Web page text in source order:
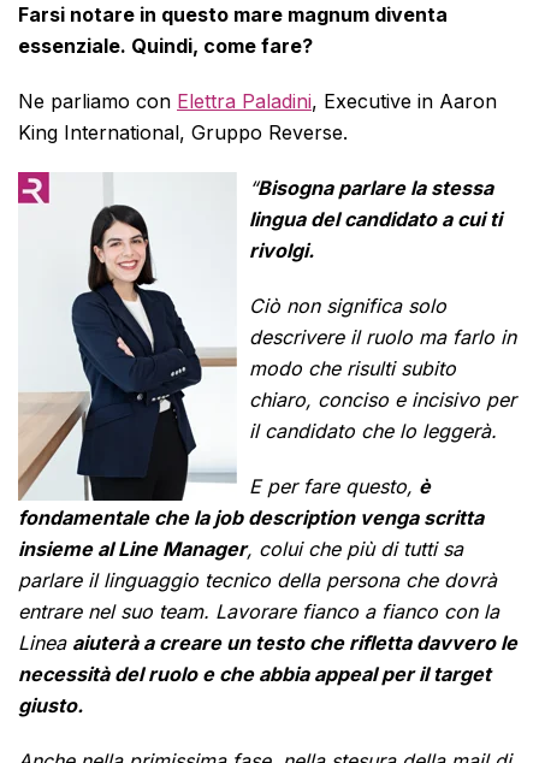
Farsi notare in questo mare magnum diventa
essenziale. Quindi, come fare?
Ne parliamo con Elettra Paladini, Executive in Aaron
King International, Gruppo Reverse.
“Bisogna parlare la stessa
lingua del candidato a cui ti
rivolgi.
Ciò non significa solo
descrivere il ruolo ma farlo in
modo che risulti subito
chiaro, conciso e incisivo per
il candidato che lo leggerà.
E per fare questo, è
fondamentale che la job description venga scritta
insieme al Line Manager, colui che più di tutti sa
parlare il linguaggio tecnico della persona che dovrà
entrare nel suo team. Lavorare fianco a fianco con la
Linea aiuterà a creare un testo che rifletta davvero le
necessità del ruolo e che abbia appeal per il target
giusto.